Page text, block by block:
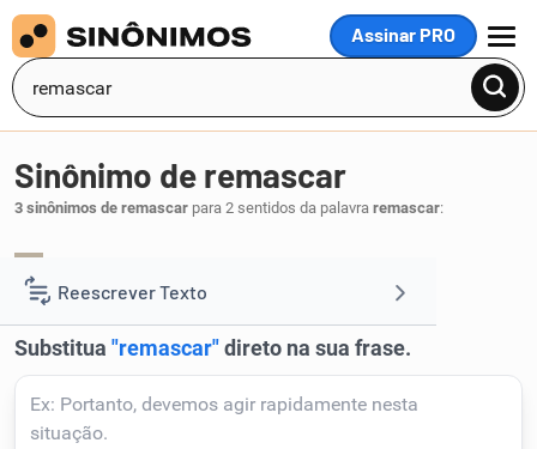
Assinar PRO
MENU
Reescrever Texto
Resumir Texto
Corrigir Texto
Sinônimo de remascar
3 sinônimos de remascar para 2 sentidos da palavra remascar: